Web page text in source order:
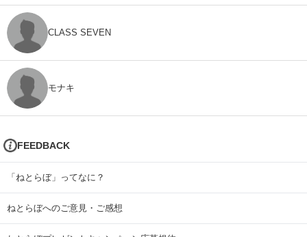
CLASS SEVEN
モナキ
FEEDBACK
「ねとらぼ」ってなに？
ねとらぼへのご意見・ご感想